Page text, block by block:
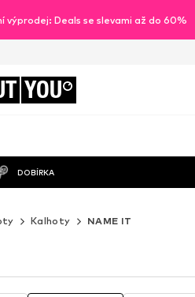
výprodej: Deals se slevami až do 60%
YOU
DOBÍRKA
Kalhoty NAME IT